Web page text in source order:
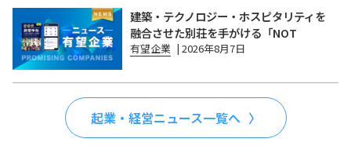
建築・テクノロジー・ホスピタリティを
融合させた別荘を手がける「NOT
有望企業 | 2026年8月7日
起業・経営ニュース一覧へ